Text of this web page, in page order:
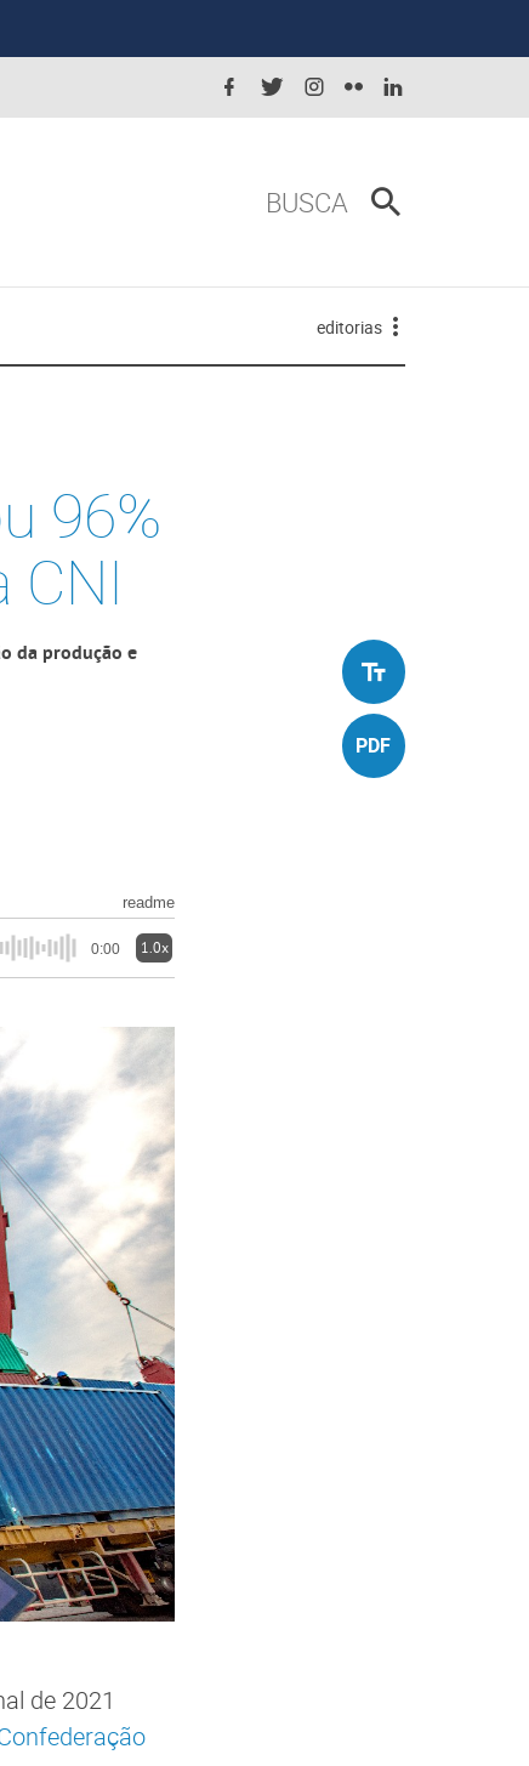
BUSCA
editorias
96%
CNI
da produção e
readme
0:00 1.0x
de 2021